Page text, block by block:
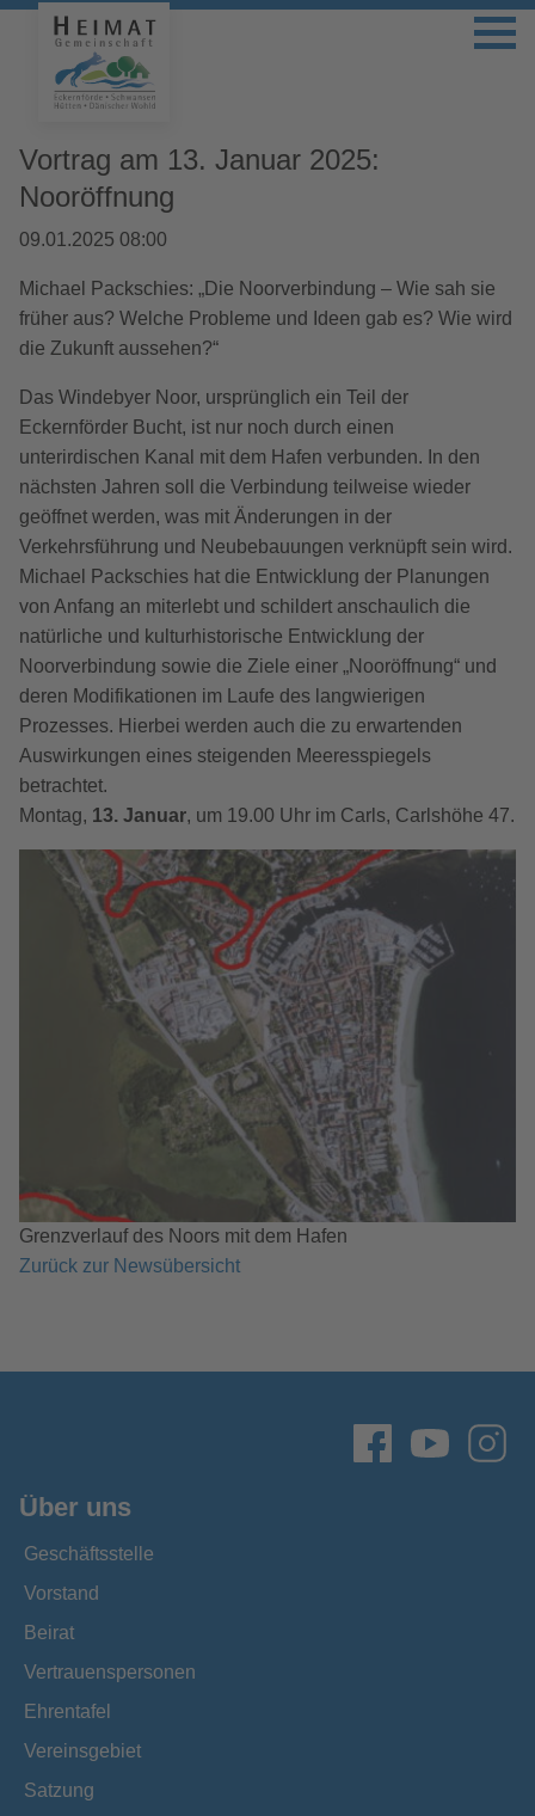
Vortrag am 13. Januar 2025:
Nooröffnung
09.01.2025 08:00
Michael Packschies: „Die Noorverbindung – Wie sah sie
früher aus? Welche Probleme und Ideen gab es? Wie wird
die Zukunft aussehen?“
Das Windebyer Noor, ursprünglich ein Teil der
Eckernförder Bucht, ist nur noch durch einen
unterirdischen Kanal mit dem Hafen verbunden. In den
nächsten Jahren soll die Verbindung teilweise wieder
geöffnet werden, was mit Änderungen in der
Verkehrsführung und Neubebauungen verknüpft sein wird.
Michael Packschies hat die Entwicklung der Planungen
von Anfang an miterlebt und schildert anschaulich die
natürliche und kulturhistorische Entwicklung der
Noorverbindung sowie die Ziele einer „Nooröffnung“ und
deren Modifikationen im Laufe des langwierigen
Prozesses. Hierbei werden auch die zu erwartenden
Auswirkungen eines steigenden Meeresspiegels
betrachtet.
Montag, 13. Januar, um 19.00 Uhr im Carls, Carlshöhe 47.
Grenzverlauf des Noors mit dem Hafen
Zurück zur Newsübersicht
Über uns
Geschäftsstelle
Vorstand
Beirat
Vertrauenspersonen
Ehrentafel
Vereinsgebiet
Satzung